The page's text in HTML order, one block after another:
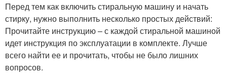
Перед тем как включить стиральную машину и начать
стирку, нужно выполнить несколько простых действий:
Прочитайте инструкцию – с каждой стиральной машиной
идет инструкция по эксплуатации в комплекте. Лучше
всего найти ее и прочитать, чтобы не было лишних
вопросов.